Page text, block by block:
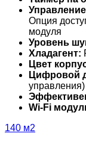
Опция
модуля
Уровень
Хладагент:
Цвет
Цифровой
управления)
Wi-Fi
140 м2